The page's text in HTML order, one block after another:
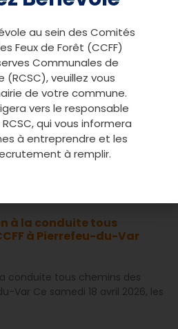
exceptionnel
de commandement bénévole
pour épauler les secours
de l’AD RCSC-CCFF du
Argens
des bénévoles et un large
à la conduite tous
à Pierrefeu-du-Var
conduite tous chemins des
Var Ce samedi 18 avril 2026, les
au sein des Comités
Feux de Forêt (CCFF)
Communales de
(RCSC), veuillez vous
de votre commune.
vers le responsable
qui vous informera
à entreprendre et les
à remplir.